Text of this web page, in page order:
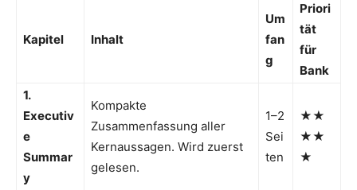
Kapitel Inhalt
Um
fan
g
Priori
tät
für
Bank
1.
Executiv
e
Summar
y
Kompakte
Zusammenfassung aller
Kernaussagen. Wird zuerst
gelesen.
1–2
Sei
ten
★★
★★
★